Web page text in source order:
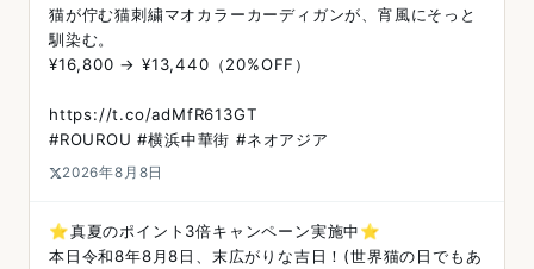
猫が佇む猫刺繍マオカラーカーディガンが、宵風にそっと
馴染む。
¥16,800 → ¥13,440（20%OFF）
https://t.co/adMfR613GT
#ROUROU #横浜中華街 #ネオアジア
2026年8月8日
⭐️真夏のポイント3倍キャンペーン実施中⭐️
本日令和8年8月8日、末広がりな吉日！(世界猫の日でもあ